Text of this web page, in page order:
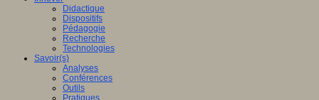
Didactique
Dispositifs
Pédagogie
Recherche
Technologies
Savoir(s)
Analyses
Conférences
Outils
Pratiques